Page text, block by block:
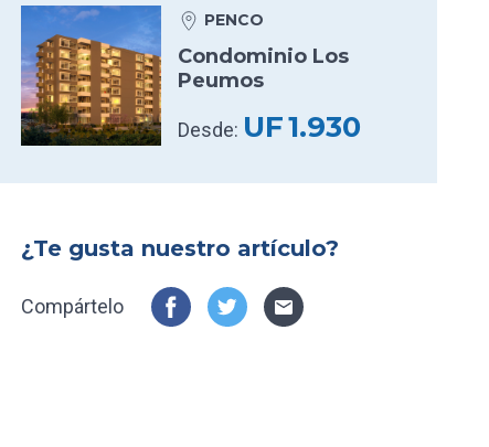
PENCO
Condominio Los
Peumos
Desde: UF1.930
¿Te gusta nuestro artículo?
Compártelo